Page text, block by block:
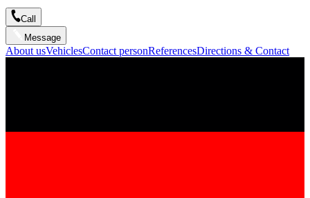
Call
Message
About usVehiclesContact personReferencesDirections & Contact